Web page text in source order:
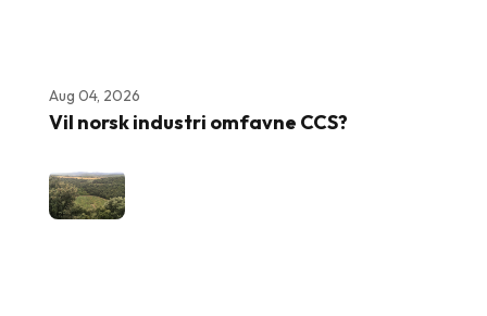
Aug 04, 2026
Vil norsk industri omfavne CCS?